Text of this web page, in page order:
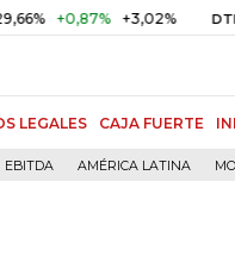
+0,87% +3,02% DTF
LEGALES CAJA FUERTE
EBITDA AMÉRICA LATINA